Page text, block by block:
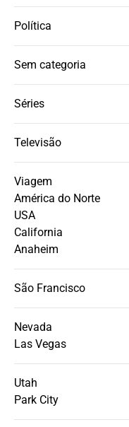
Política
Sem categoria
Séries
Televisão
Viagem
América do Norte
USA
California
Anaheim
São Francisco
Nevada
Las Vegas
Utah
Park City